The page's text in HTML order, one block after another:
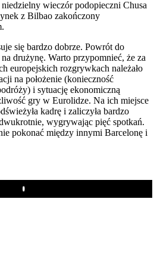
wieczór podopieczni Chusa
z Bilbao zakończony
się bardzo dobrze. Powrót do
drużynę. Warto przypomnieć, że za
europejskich rozgrywkach należało
na położenie (konieczność
i sytuację ekonomiczną
gry w Eurolidze. Na ich miejsce
kadrę i zaliczyła bardzo
wygrywając pięć spotkań.
pokonać między innymi Barcelonę i
Play